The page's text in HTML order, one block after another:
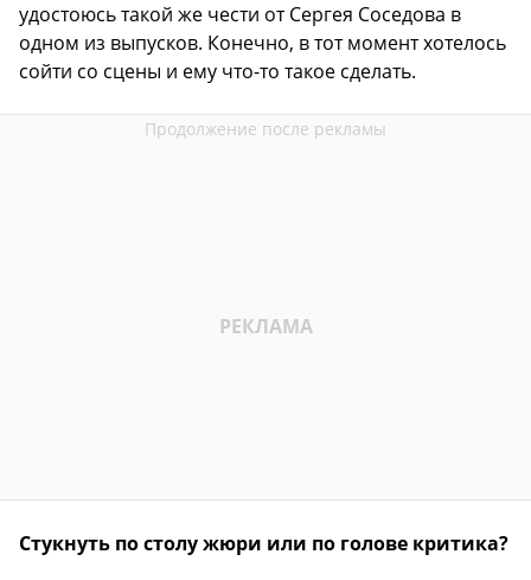
удостоюсь такой же чести от Сергея Соседова в
одном из выпусков. Конечно, в тот момент хотелось
сойти со сцены и ему что-то такое сделать.
Стукнуть по столу жюри или по голове критика?